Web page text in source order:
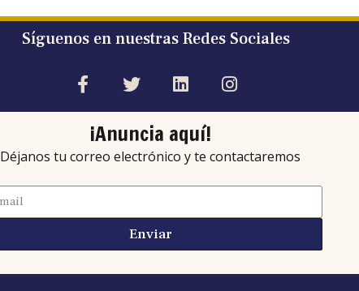
Síguenos en nuestras Redes Sociales
¡Anuncia aquí!
Déjanos tu correo electrónico y te contactaremos
Enviar